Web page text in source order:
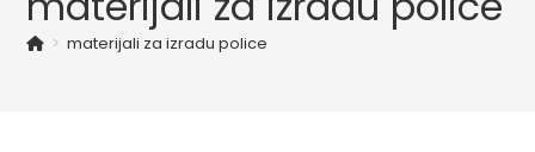
> materijali za izradu police